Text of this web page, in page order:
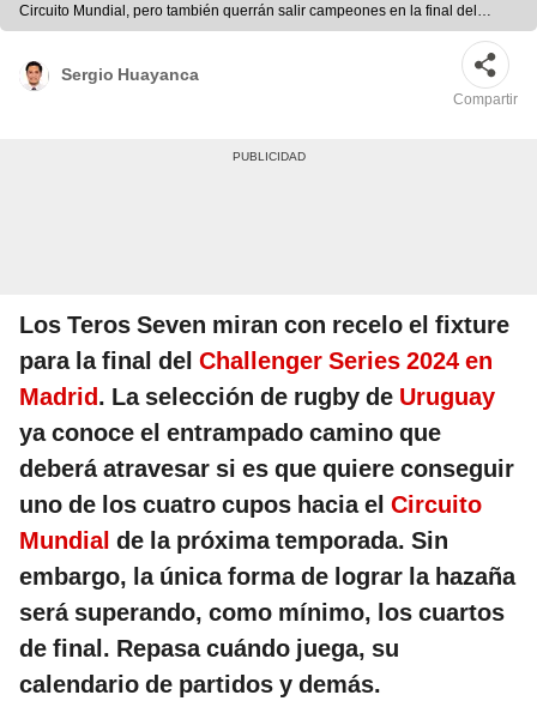
Circuito Mundial, pero también querrán salir campeones en la final del
Challenger Series de Madrid. Foto: composición LR/los Teros 7
Sergio Huayanca
Compartir
Los Teros Seven miran con recelo el fixture
para la final del Challenger Series 2024 en
Madrid. La selección de rugby de Uruguay
ya conoce el entrampado camino que
deberá atravesar si es que quiere conseguir
uno de los cuatro cupos hacia el Circuito
Mundial de la próxima temporada. Sin
embargo, la única forma de lograr la hazaña
será superando, como mínimo, los cuartos
de final. Repasa cuándo juega, su
calendario de partidos y demás.